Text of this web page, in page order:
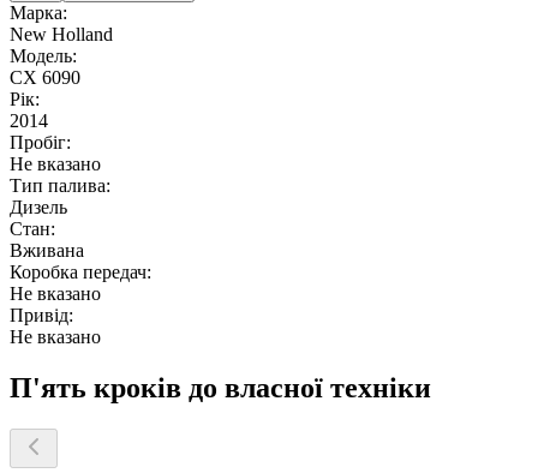
Марка:
New Holland
Модель:
CX 6090
Рік:
2014
Пробіг:
Не вказано
Тип палива:
Дизель
Стан:
Вживана
Коробка передач:
Не вказано
Привід:
Не вказано
П'ять кроків до власної техніки